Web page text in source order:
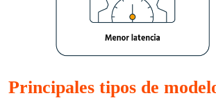
Principales tipos de